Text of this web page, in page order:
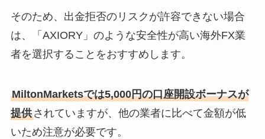
そのため、出金拒否のリスクが許容できない場合
は、「AXIORY」のような安全性が高い海外FX業
者を選択することをおすすめします。
MiltonMarketsでは5,000円の口座開設ボーナスが
提供されていますが、他の業者に比べて金額が低
いため注意が必要です。